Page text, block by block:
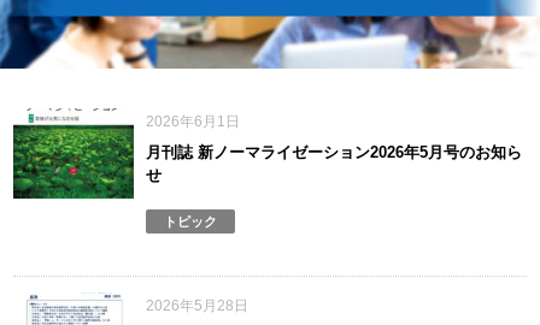
2026年6月1日
月刊誌 新ノーマライゼーション2026年5月号のお知ら
せ
トピック
2026年5月28日